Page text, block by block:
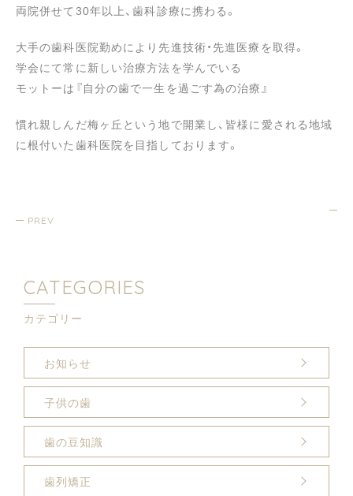
両院併せて30年以上、歯科診療に携わる。
大手の歯科医院勤めにより先進技術・先進医療を取得。
学会にて常に新しい治療方法を学んでいる
モットーは『自分の歯で一生を過ごす為の治療』
慣れ親しんだ梅ヶ丘という地で開業し、皆様に愛される地域
に根付いた歯科医院を目指しております。
PREV
CATEGORIES
カテゴリー
お知らせ
子供の歯
歯の豆知識
歯列矯正